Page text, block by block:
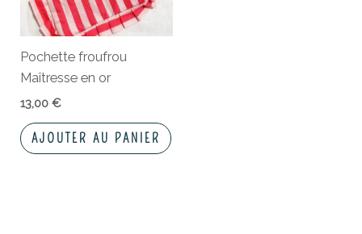
Pochette froufrou
Maîtresse en or
13,00€
AJOUTER AU PANIER